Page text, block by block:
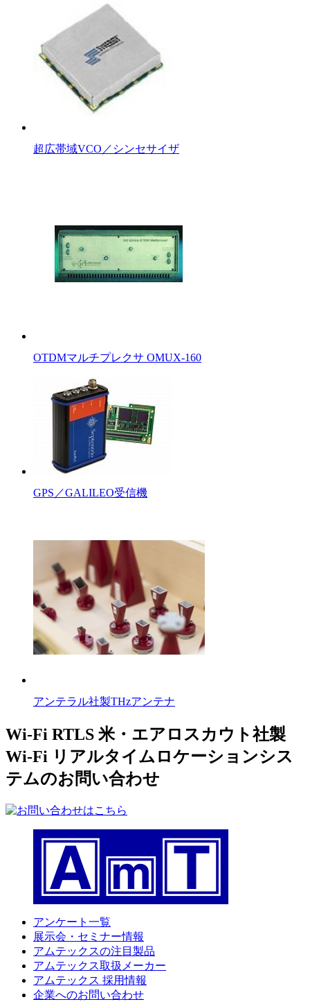
超広帯域VCO／シンセサイザ
OTDMマルチプレクサ OMUX-160
GPS／GALILEO受信機
アンテラル社製THzアンテナ
Wi-Fi RTLS 米・エアロスカウト社製
Wi-Fi リアルタイムロケーションシス
テムのお問い合わせ
アンケート一覧
展示会・セミナー情報
アムテックスの注目製品
アムテックス取扱メーカー
アムテックス 採用情報
企業へのお問い合わせ